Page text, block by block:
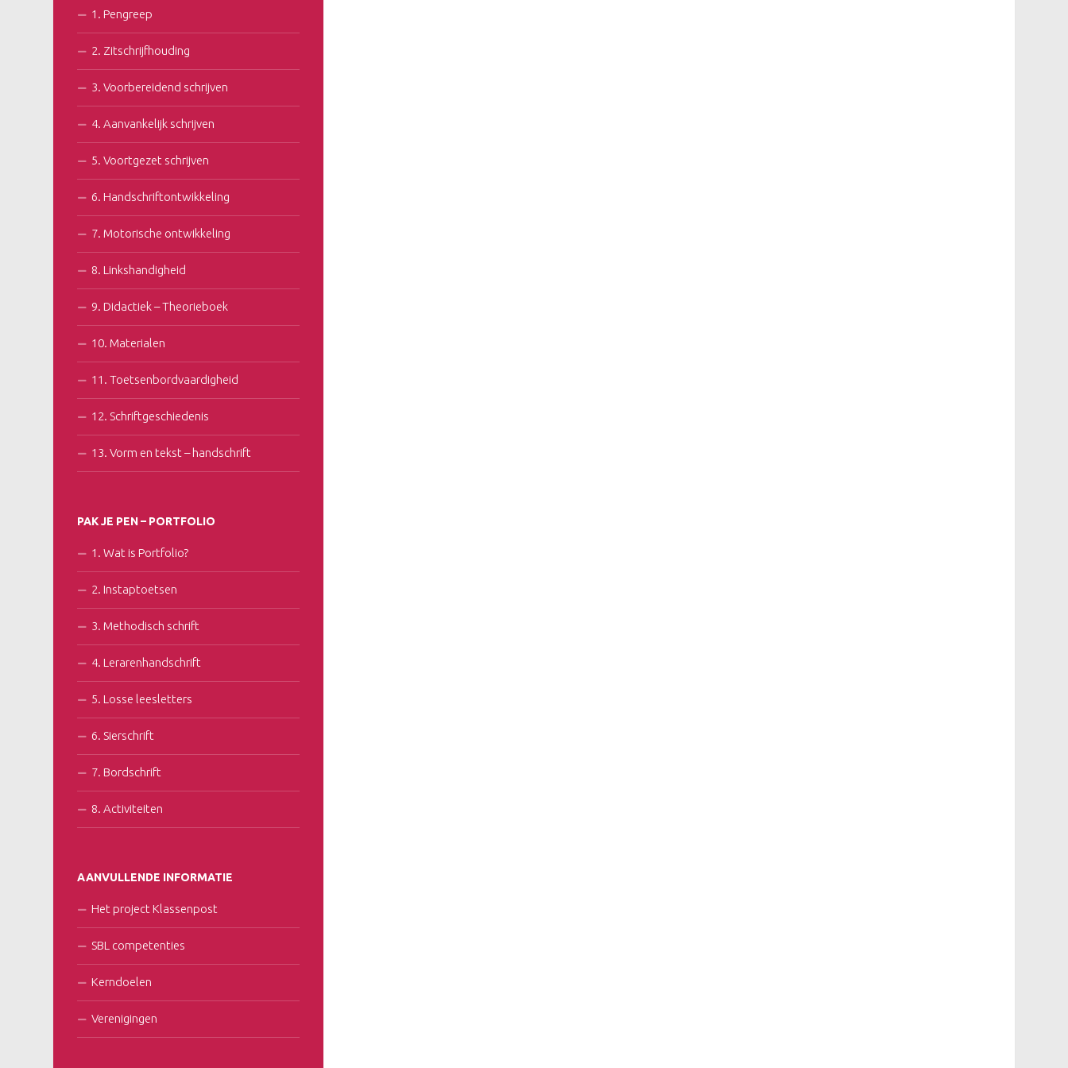
1. Pengreep
2. Zitschrijfhouding
3. Voorbereidend schrijven
4. Aanvankelijk schrijven
5. Voortgezet schrijven
6. Handschriftontwikkeling
7. Motorische ontwikkeling
8. Linkshandigheid
9. Didactiek – Theorieboek
10. Materialen
11. Toetsenbordvaardigheid
12. Schriftgeschiedenis
13. Vorm en tekst – handschrift
PAK JE PEN – PORTFOLIO
1. Wat is Portfolio?
2. Instaptoetsen
3. Methodisch schrift
4. Lerarenhandschrift
5. Losse leesletters
6. Sierschrift
7. Bordschrift
8. Activiteiten
AANVULLENDE INFORMATIE
Het project Klassenpost
SBL competenties
Kerndoelen
Verenigingen